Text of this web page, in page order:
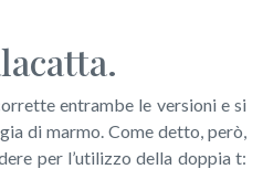
entrambe le versioni e si
di marmo. Come detto, però,
per l’utilizzo della doppia t: